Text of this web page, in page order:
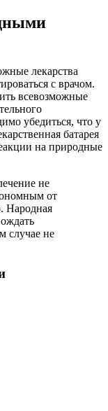
лекарства
с врачом.
всевозможные
убедиться, что у
батарея
на природные
не
от
Народная
случае не